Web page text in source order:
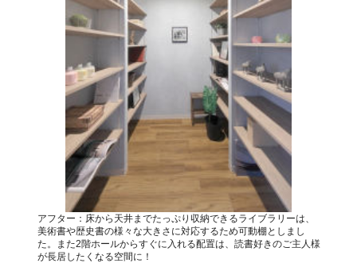
アフター：床から天井までたっぷり収納できるライブラリーは、
美術書や歴史書の様々な大きさに対応するため可動棚としまし
た。また2階ホールからすぐに入れる配置は、読書好きのご主人様
が長居したくなる空間に！